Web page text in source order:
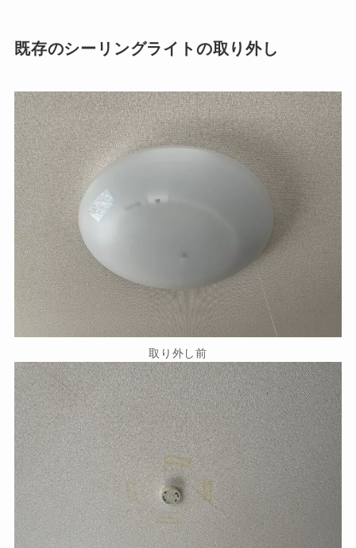
既存のシーリングライトの取り外し
取り外し前